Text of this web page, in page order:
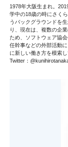
1978年大阪生まれ。
学中の18歳の時にさく
うバックグラウンドを
り、現在は、複数の企
ため、ソフトウェア協
任幹事などの外部活動
に新しい働き方を模索し
Twitter：